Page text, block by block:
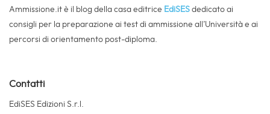
Ammissione.it è il blog della casa editrice EdiSES dedicato ai
consigli per la preparazione ai test di ammissione all’Università e ai
percorsi di orientamento post-diploma.
Contatti
EdiSES Edizioni S.r.l.